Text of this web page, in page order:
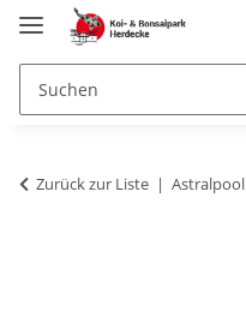
Zurück zur Liste Astralpool